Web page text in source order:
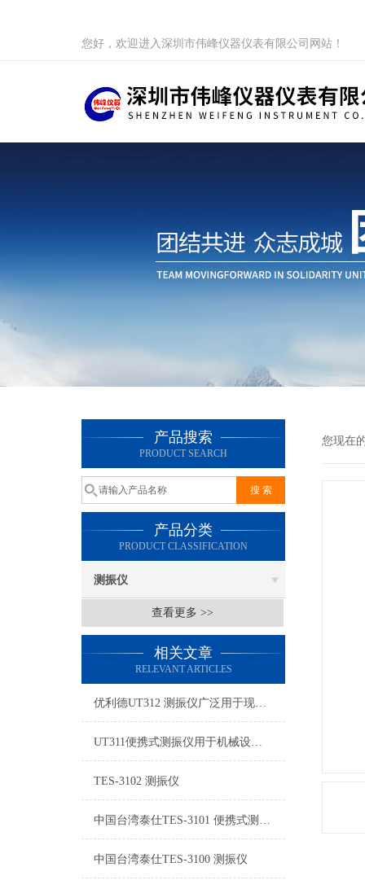
您好，欢迎进入深圳市伟峰仪器仪表有限公司网站！
产品搜索
PRODUCT SEARCH
产品分类
PRODUCT CLASSIFICATION
测振仪
查看更多 >>
相关文章
RELEVANT ARTICLES
优利德UT312 测振仪广泛用于现场设备运行和维护人员监测设备状态
UT311便携式测振仪用于机械设备的振动位移、速度和加速度参数的测量
TES-3102 测振仪
中国台湾泰仕TES-3101 便携式测振仪
中国台湾泰仕TES-3100 测振仪
您现在